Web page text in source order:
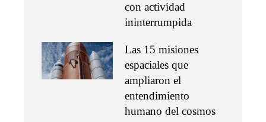
con actividad
ininterrumpida
Las 15 misiones
espaciales que
ampliaron el
entendimiento
humano del cosmos